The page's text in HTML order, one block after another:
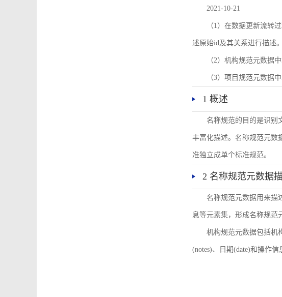
2021-10-21
（1）在数据更新流转
述原始id及其关系进行描述。
（2）机构规范元数据
（3）项目规范元数据
1 概述
名称规范的目的是识别
丰富化描述。名称规范元数
准独立成单个标准规范。
2 名称规范元数据
名称规范元数据用来描
息等元素集，形成名称规范
机构规范元数据包括机
(notes)、日期(date)和操作信